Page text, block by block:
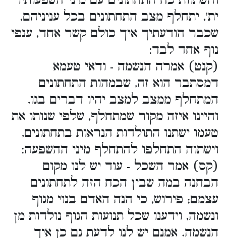
ית', יתחלף מצב התחתונים בכל עניניהם,
שכבר הודעתיך איך כולם קשר אחד, ענפי
נוף אחד לבד:
(קנט) אמרה הנשמה - ודאי טעמא
דמסתבר הוא זה, שבמהות התחתונים
המתחלף ממצב למצב יהיו דברים בגו,
והיינו איזה מקור שמתחלף, שלפי שנותו את
טעמו ישתנו התולדות הנראות בתחתונים,
וישתוה התחלפו להתחלף מיני ההשפעה:
(קס) אמר השכל - עוד יש לנו מקום
הבחנה במה שבין הכח הזה לתחתונים
עצמם; פירוש, כי הנה האדם בנוי מגוף
ונשמה, וידענו שכל תנועות הגוף נולדות מן
הנשמה. אמנם יש לנו לדעת גם כן איך